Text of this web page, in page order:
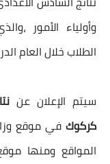
وأولياء الأمور
الطلاب خلال العام
سيتم الإعلان عن
كركوك في موقع
المواقع ومنها